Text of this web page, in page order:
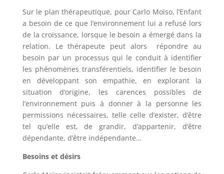
Sur le plan thérapeutique, pour Carlo Moïso, l’Enfant
a besoin de ce que l’environnement lui a refusé lors
de la croissance, lorsque le besoin a émergé dans la
relation. Le thérapeute peut alors répondre au
besoin par un processus qui le conduit à identifier
les phénomènes transférentiels, identifier le besoin
en développant son empathie, en explorant la
situation d’origine, les carences possibles de
l’environnement puis à donner à la personne les
permissions nécessaires, telle celle d’exister, d’être
tel qu’elle est, de grandir, d’appartenir, d’être
dépendante, d’être indépendante…
Besoins et désirs